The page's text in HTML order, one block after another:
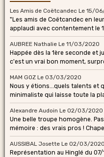
Les Amis de Coëtcandec Le 15/
"Les amis de Coëtcandec en
applaudi avec contentement le
AUBREE Nathalie Le 11/03/2020
Happée dès la 1ère seconde et
c'est un vrai bon moment,
MAM GOZ Le 03/03/2020
Nous y étions...quels talents et
minimaliste qui laisse toute la
Alexandre Audoin Le 02/03/2020
Une belle troupe homogène.
mémoire : des vrais pros !
AUSSIBAL Josette Le 02/03/2020
Représentation au Hinglé du